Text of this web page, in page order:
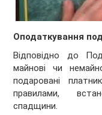
Оподаткування
Відповідно до
майнові чи
подаровані
правилами,
спадщини.